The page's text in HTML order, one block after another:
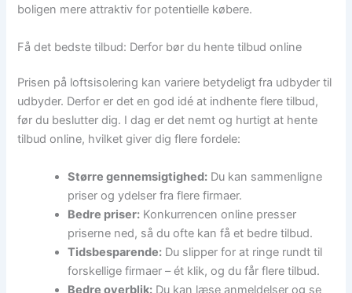
boligen mere attraktiv for potentielle købere.
Få det bedste tilbud: Derfor bør du hente tilbud online
Prisen på loftsisolering kan variere betydeligt fra udbyder til
udbyder. Derfor er det en god idé at indhente flere tilbud,
før du beslutter dig. I dag er det nemt og hurtigt at hente
tilbud online, hvilket giver dig flere fordele:
Større gennemsigtighed: Du kan sammenligne
priser og ydelser fra flere firmaer.
Bedre priser: Konkurrencen online presser
priserne ned, så du ofte kan få et bedre tilbud.
Tidsbesparende: Du slipper for at ringe rundt til
forskellige firmaer – ét klik, og du får flere tilbud.
Bedre overblik: Du kan læse anmeldelser og se